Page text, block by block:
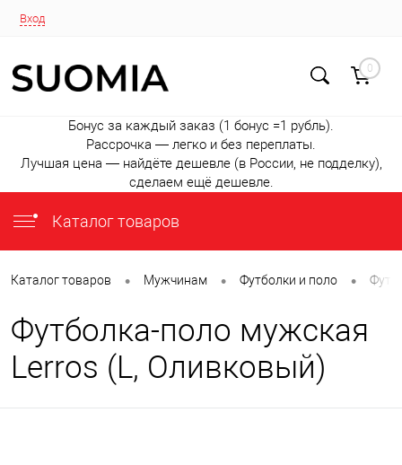
Вход
0
Бонус за каждый заказ (1 бонус =1 рубль).
Рассрочка — легко и без переплаты.
Лучшая цена — найдёте дешевле (в России, не подделку),
сделаем ещё дешевле.
Каталог товаров
Каталог товаров • Мужчинам • Футболки и поло •
Футболка-поло мужская
Lerros (L, Оливковый)